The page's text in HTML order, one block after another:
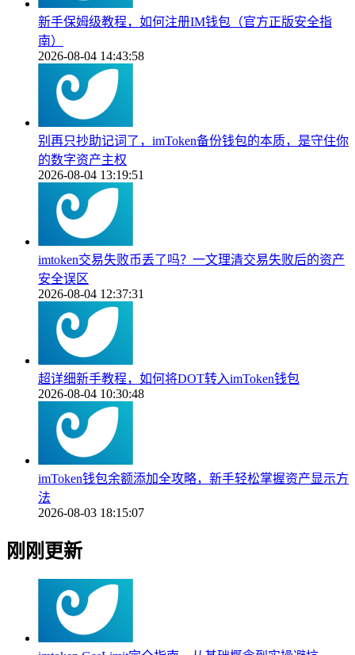
新手保姆级教程，如何注册IM钱包（官方正版安全指
南）
2026-08-04 14:43:58
别再只抄助记词了，imToken备份钱包的本质，是守住你
的数字资产主权
2026-08-04 13:19:51
imtoken交易失败币丢了吗？一文理清交易失败后的资产
安全误区
2026-08-04 12:37:31
超详细新手教程，如何将DOT转入imToken钱包
2026-08-04 10:30:48
imToken钱包余额添加全攻略，新手轻松掌握资产显示方
法
2026-08-03 18:15:07
刚刚更新